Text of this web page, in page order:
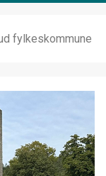
fylkeskommune